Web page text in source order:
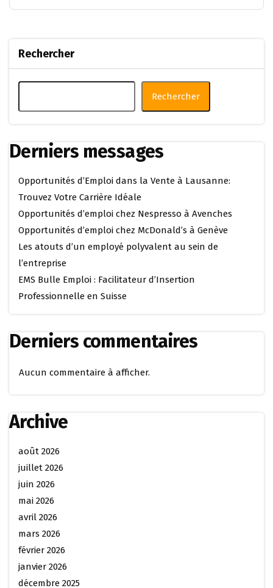
Rechercher
Rechercher
Derniers messages
Opportunités d’Emploi dans la Vente à Lausanne:
Trouvez Votre Carrière Idéale
Opportunités d’emploi chez Nespresso à Avenches
Opportunités d’emploi chez McDonald’s à Genève
Les atouts d’un employé polyvalent au sein de
l’entreprise
EMS Bulle Emploi : Facilitateur d’Insertion
Professionnelle en Suisse
Derniers commentaires
Aucun commentaire à afficher.
Archive
août 2026
juillet 2026
juin 2026
mai 2026
avril 2026
mars 2026
février 2026
janvier 2026
décembre 2025